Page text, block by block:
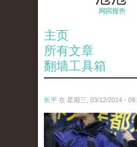
主页
所有文章
翻墙工具箱
长平 在 星期三, 03/12/2014 -